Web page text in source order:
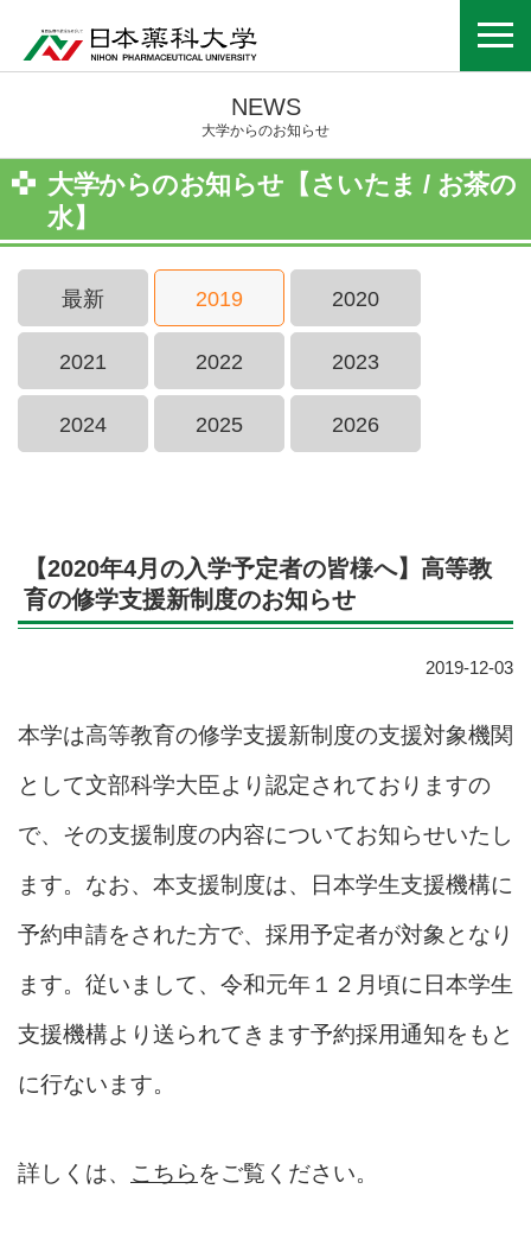
NEWS
大学からのお知らせ
大学からのお知らせ【さいたま / お茶の
水】
最新 2019 2020
2021 2022 2023
2024 2025 2026
【2020年4月の入学予定者の皆様へ】高等教
育の修学支援新制度のお知らせ
2019-12-03
本学は高等教育の修学支援新制度の支援対象機関
として文部科学大臣より認定されておりますの
で、その支援制度の内容についてお知らせいたし
ます。なお、本支援制度は、日本学生支援機構に
予約申請をされた方で、採用予定者が対象となり
ます。従いまして、令和元年１２月頃に日本学生
支援機構より送られてきます予約採用通知をもと
に行ないます。
詳しくは、 こちら をご覧ください。